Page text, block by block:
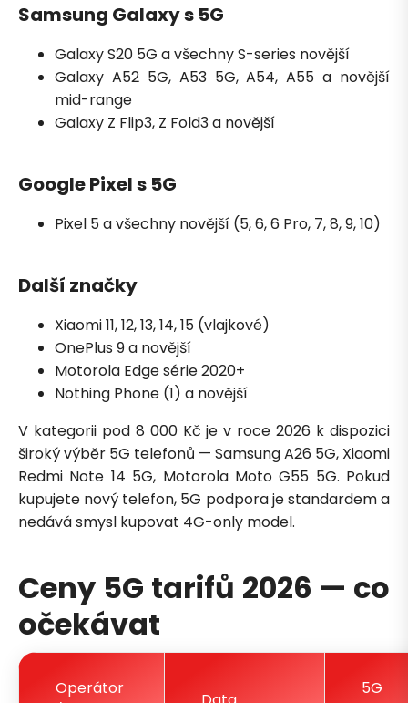
Samsung Galaxy s 5G
Galaxy S20 5G a všechny S-series novější
Galaxy A52 5G, A53 5G, A54, A55 a novější
mid-range
Galaxy Z Flip3, Z Fold3 a novější
Google Pixel s 5G
Pixel 5 a všechny novější (5, 6, 6 Pro, 7, 8, 9, 10)
Další značky
Xiaomi 11, 12, 13, 14, 15 (vlajkové)
OnePlus 9 a novější
Motorola Edge série 2020+
Nothing Phone (1) a novější
V kategorii pod 8 000 Kč je v roce 2026 k dispozici
široký výběr 5G telefonů — Samsung A26 5G, Xiaomi
Redmi Note 14 5G, Motorola Moto G55 5G. Pokud
kupujete nový telefon, 5G podpora je standardem a
nedává smysl kupovat 4G-only model.
Ceny 5G tarifů 2026 — co
očekávat
Operátor
5G